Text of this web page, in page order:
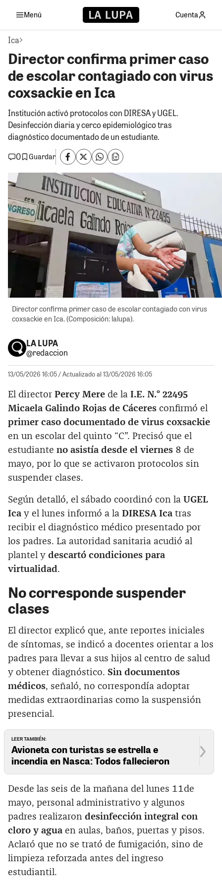
Menú Cuenta
Ica
Director confirma primer caso
de escolar contagiado con virus
coxsackie en Ica
Institución activó protocolos con DIRESA y UGEL.
Desinfección diaria y cerco epidemiológico tras
diagnóstico documentado de un estudiante.
0
Guardar
Director confirma primer caso de escolar contagiado con virus
coxsackie en Ica. (Composición: lalupa).
LA LUPA
@redaccion
13/05/2026 16:05/ Actualizado al 13/05/2026 16:05
El director Percy Mere de la I.E. N.° 22495
Micaela Galindo Rojas de Cáceres confirmó el
primer caso documentado de virus coxsackie
en un escolar del quinto “C”. Precisó que el
estudiante no asistía desde el viernes 8 de
mayo, por lo que se activaron protocolos sin
suspender clases.
Según detalló, el sábado coordinó con la UGEL
Ica y el lunes informó a la DIRESA Ica tras
recibir el diagnóstico médico presentado por
los padres. La autoridad sanitaria acudió al
plantel y descartó condiciones para
virtualidad.
No corresponde suspender
clases
El director explicó que, ante reportes iniciales
de síntomas, se indicó a docentes orientar a los
padres para llevar a sus hijos al centro de salud
y obtener diagnóstico. Sin documentos
médicos, señaló, no correspondía adoptar
medidas extraordinarias como la suspensión
presencial.
LEER TAMBIÉN:
Avioneta con turistas se estrella e
incendia en Nasca: Todos fallecieron
Desde las seis de la mañana del lunes 11de
mayo, personal administrativo y algunos
padres realizaron desinfección integral con
cloro y agua en aulas, baños, puertas y pisos.
Aclaró que no se trató de fumigación, sino de
limpieza reforzada antes del ingreso
estudiantil.